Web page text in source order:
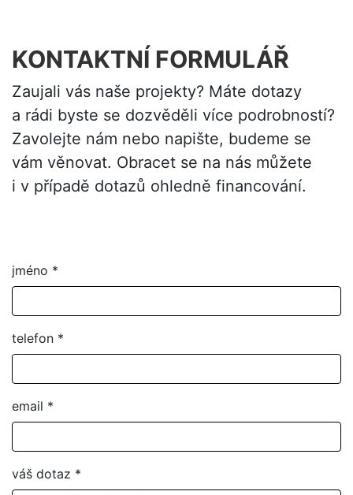
KONTAKTNÍ FORMULÁŘ
Zaujali vás naše projekty? Máte dotazy
a rádi byste se dozvěděli více podrobností?
Zavolejte nám nebo napište, budeme se
vám věnovat. Obracet se na nás můžete
i v případě dotazů ohledně financování.
jméno *
telefon *
email *
váš dotaz *